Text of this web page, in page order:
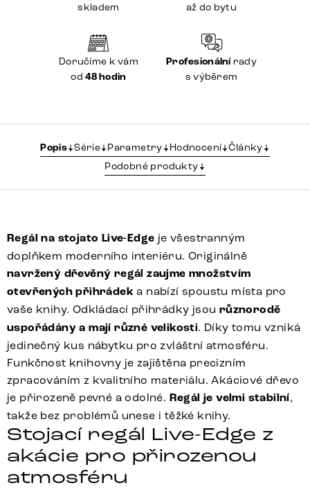
skladem
až do bytu
Doručíme k vám
od48 hodin
Profesionálnírady
s výběrem
Popis Série Parametry Hodnocení Články
Podobné produkty
Regál na stojato Live-Edge je všestranným
doplňkem moderního interiéru. Originálně
navržený dřevěný regál zaujme množstvím
otevřených přihrádek a nabízí spoustu místa pro
vaše knihy. Odkládací přihrádky jsou různorodě
uspořádány a mají různé velikosti. Díky tomu vzniká
jedinečný kus nábytku pro zvláštní atmosféru.
Funkčnost knihovny je zajištěna precizním
zpracováním z kvalitního materiálu. Akáciové dřevo
je přirozeně pevné a odolné. Regál je velmi stabilní,
takže bez problémů unese i těžké knihy.
Stojací regál Live-Edge z
akácie pro přirozenou
atmosféru